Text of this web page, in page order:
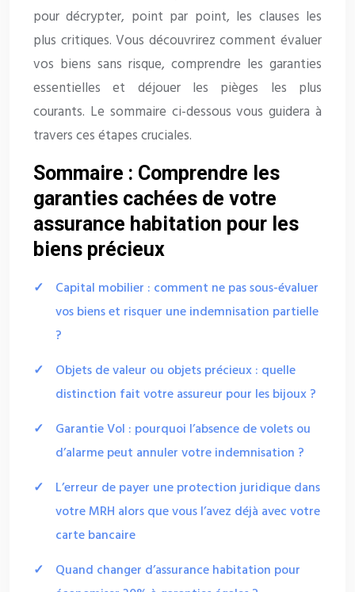
pour décrypter, point par point, les clauses les
plus critiques. Vous découvrirez comment évaluer
vos biens sans risque, comprendre les garanties
essentielles et déjouer les pièges les plus
courants. Le sommaire ci-dessous vous guidera à
travers ces étapes cruciales.
Sommaire : Comprendre les
garanties cachées de votre
assurance habitation pour les
biens précieux
Capital mobilier : comment ne pas sous-évaluer
vos biens et risquer une indemnisation partielle
?
Objets de valeur ou objets précieux : quelle
distinction fait votre assureur pour les bijoux ?
Garantie Vol : pourquoi l’absence de volets ou
d’alarme peut annuler votre indemnisation ?
L’erreur de payer une protection juridique dans
votre MRH alors que vous l’avez déjà avec votre
carte bancaire
Quand changer d’assurance habitation pour